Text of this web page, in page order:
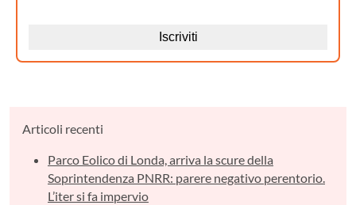
Articoli recenti
Parco Eolico di Londa, arriva la scure della
Soprintendenza PNRR: parere negativo perentorio.
L’iter si fa impervio